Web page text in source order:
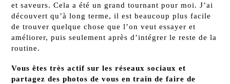
et saveurs. Cela a été un grand tournant pour moi. J’ai
découvert qu’à long terme, il est beaucoup plus facile
de trouver quelque chose que l’on veut essayer et
améliorer, puis seulement après d’intégrer le reste de la
routine.
Vous êtes très actif sur les réseaux sociaux et
partagez des photos de vous en train de faire de